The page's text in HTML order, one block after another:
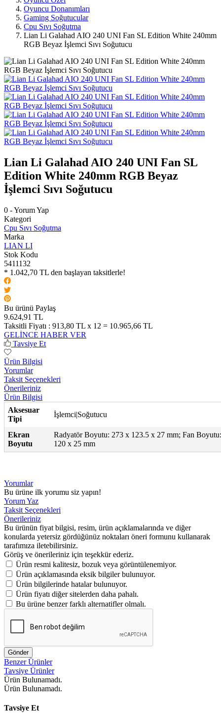
Oyuncu Donanımları
Gaming Soğutucular
Cpu Sıvı Soğutma
Lian Li Galahad AIO 240 UNI Fan SL Edition White 240mm
RGB Beyaz İşlemci Sıvı Soğutucu
Lian Li Galahad AIO 240 UNI Fan SL
Edition White 240mm RGB Beyaz
İşlemci Sıvı Soğutucu
0 - Yorum Yap
Kategori
Cpu Sıvı Soğutma
Marka
LIAN LI
Stok Kodu
5411132
* 1.042,70 TL den başlayan taksitlerle!
Bu ürünü Paylaş
9.624,91 TL
Taksitli Fiyatı : 913,80 TL x 12 = 10.965,66 TL
GELİNCE HABER VER
Tavsiye Et
Ürün Bilgisi
Yorumlar
Taksit Seçenekleri
Önerileriniz
Ürün Bilgisi
Aksesuar
Tipi
İşlemci|Soğutucu
Ekran
Boyutu
Radyatör Boyutu: 273 x 123.5 x 27 mm; Fan
120 x 25 mm
Yorumlar
Bu ürüne ilk yorumu siz yapın!
Yorum Yaz
Taksit Seçenekleri
Önerileriniz
Bu ürünün fiyat bilgisi, resim, ürün açıklamalarında ve diğer
konularda yetersiz gördüğünüz noktaları öneri formunu kullanarak
tarafımıza iletebilirsiniz.
Görüş ve önerileriniz için teşekkür ederiz.
Ürün resmi kalitesiz, bozuk veya görüntülenemiyor.
Ürün açıklamasında eksik bilgiler bulunuyor.
Ürün bilgilerinde hatalar bulunuyor.
Ürün fiyatı diğer sitelerden daha pahalı.
Bu ürüne benzer farklı alternatifler olmalı.
Gönder
Benzer Ürünler
Tavsiye Ürünler
Ürün Bulunamadı.
Ürün Bulunamadı.
Tavsiye Et